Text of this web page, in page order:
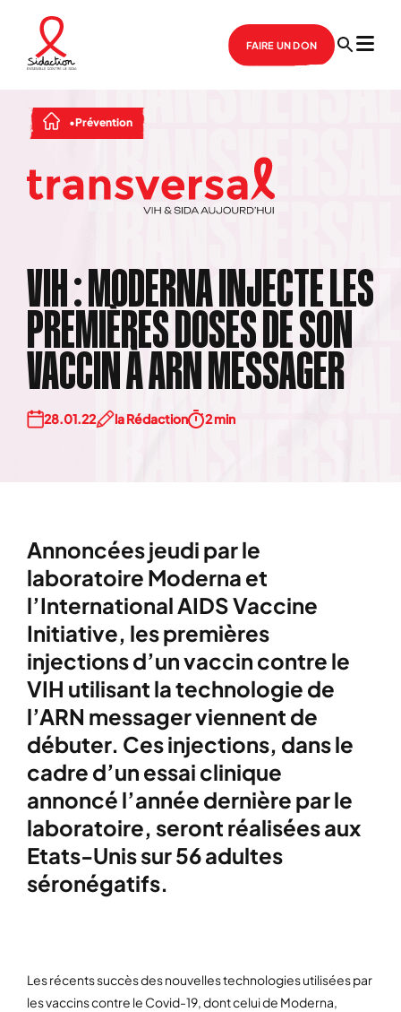
FAIRE UN DON
Prévention
VIH : MODERNA INJECTE LES
PREMIÈRES DOSES DE SON
VACCIN À ARN MESSAGER
28.01.22 la Rédaction 2 min
Annoncées jeudi par le
laboratoire Moderna et
l’International AIDS Vaccine
Initiative, les premières
injections d’un vaccin contre le
VIH utilisant la technologie de
l’ARN messager viennent de
débuter. Ces injections, dans le
cadre d’un essai clinique
annoncé l’année dernière par le
laboratoire, seront réalisées aux
Etats-Unis sur 56 adultes
séronégatifs.
Les récents succès des nouvelles technologies utilisées par
les vaccins contre le Covid-19, dont celui de Moderna,